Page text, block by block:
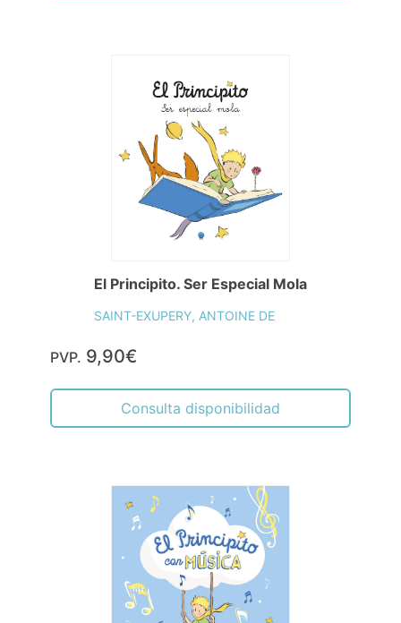
El Principito. Ser Especial Mola
SAINT-EXUPERY, ANTOINE DE
PVP. 9,90€
Consulta disponibilidad